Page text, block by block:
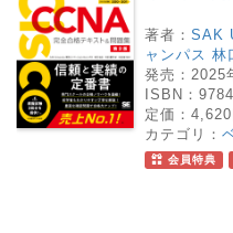
著者： SAK
ャンパス 林
発売： 2025
ISBN：
定価： 4,620
カテゴリ：
会員特典